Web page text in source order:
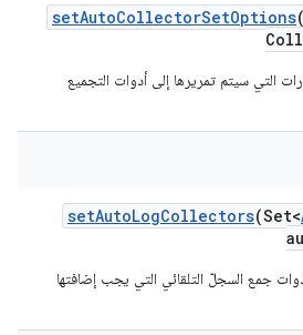
setAutoCollectorSetOptions
التي سيتم تمريرها إلى أدوات التجميع
setAutoLogCollectors(Set<
جمع السجلّ التلقائي التي يجب إضافتها